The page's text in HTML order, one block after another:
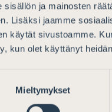
ja mainosten
Lisäksi jaamme
käytät sivustoamme.
kun olet käyttänyt
Mieltymykset
Oikeudellinen apu